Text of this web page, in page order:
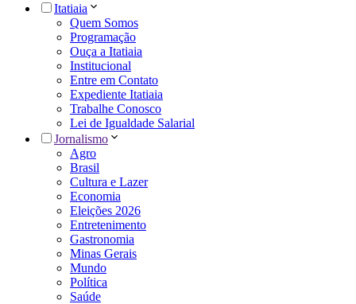
Itatiaia
Quem Somos
Programação
Ouça a Itatiaia
Institucional
Entre em Contato
Expediente Itatiaia
Trabalhe Conosco
Lei de Igualdade Salarial
Jornalismo
Agro
Brasil
Cultura e Lazer
Economia
Eleições 2026
Entretenimento
Gastronomia
Minas Gerais
Mundo
Política
Saúde